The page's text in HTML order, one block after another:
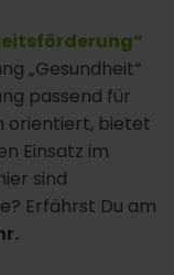
„Gesundheit“
passend für
orientiert, bietet
Einsatz im
sind
Erfährst Du am